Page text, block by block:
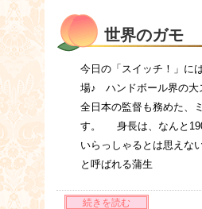
世界のガモ
今日の「スイッチ！」に
場♪ ハンドボール界の大
全日本の監督も務めた、
す。 身長は、なんと
いらっしゃるとは思えな
と呼ばれる蒲生
続きを読む